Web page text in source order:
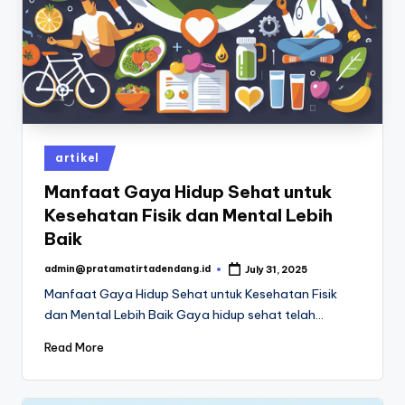
ir
t
a
D
l
Posted
in
artikel
Manfaat Gaya Hidup Sehat untuk
Kesehatan Fisik dan Mental Lebih
Baik
Posted
admin@pratamatirtadendang.id July 31, 2025
Manfaat Gaya Hidup Sehat untuk Kesehatan Fisik
dan Mental Lebih Baik Gaya hidup sehat telah…
Read More